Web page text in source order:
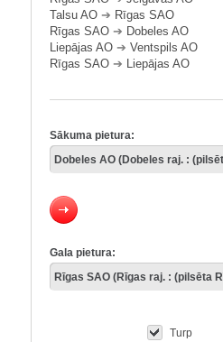
Talsu AO ➔ Rīgas SAO
Rīgas SAO ➔ Dobeles AO
Liepājas AO ➔ Ventspils AO
Rīgas SAO ➔ Liepājas AO
Sākuma pietura:
Gala pietura:
Turp